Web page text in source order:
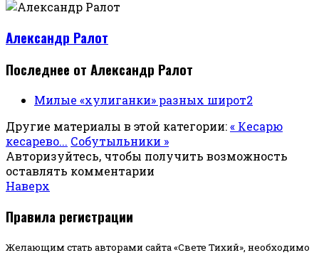
Александр Ралот
Последнее от Александр Ралот
Милые «хулиганки» разных широт2
Другие материалы в этой категории:« Кесарю
кесарево... Собутыльники »
Авторизуйтесь, чтобы получить возможность
оставлять комментарии
Наверх
Правила регистрации
Желающим стать авторами сайта «Свете Тихий», необходимо